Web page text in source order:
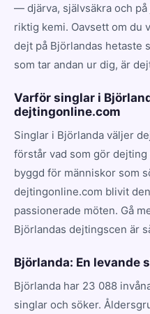
— djärva, självsäkra och
riktig kemi. Oavsett om du
dejt på Björlandas hetaste
som tar andan ur dig, är
Varför singlar i
dejtingonline.com
Singlar i Björlanda väljer
förstår vad som gör
byggd för människor som
dejtingonline.com blivit
passionerade möten. Gå
Björlandas dejtingscen är
Björlanda: En levande
Björlanda har 23 088
singlar och söker.